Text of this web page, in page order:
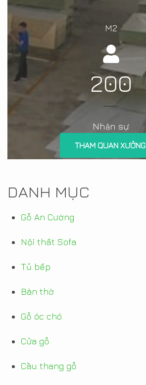
M2
200
Nhân sự
THAM QUAN XƯỞNG
DANH MỤC
Gỗ An Cường
Nội thất Sofa
Tủ bếp
Bàn thờ
Gỗ óc chó
Cửa gỗ
Cầu thang gỗ